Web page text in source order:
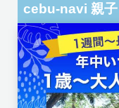
cebu-navi 親子